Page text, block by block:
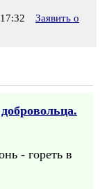
Заявить о
- гореть в